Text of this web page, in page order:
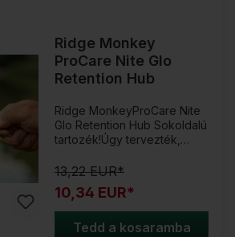
Ridge Monkey
ProCare Nite Glo
Retention Hub
Ridge MonkeyProCare Nite
Glo Retention Hub Sokoldalú
tartozék!Úgy tervezték,
becsavarható legyen egy
sztenderd 3/8-BSF
bankstickbe vagy
viharoszlopba, a ProCare
Nite Glo Retention Hub egy
13,22 EUR*
10,34 EUR*
Tedd a kosaramba